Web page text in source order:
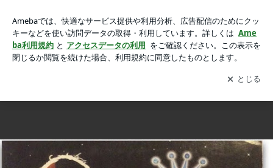
ていくの画像 4枚中2枚目
ABBAの新年へのほろ苦い賛歌は、歳を重ねるごとに良くなっていく